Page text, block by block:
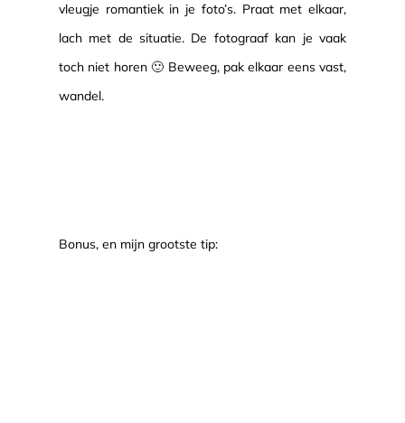
vleugje romantiek in je foto’s. Praat met elkaar,
lach met de situatie. De fotograaf kan je vaak
toch niet horen 🙂 Beweeg, pak elkaar eens vast,
wandel.
Bonus, en mijn grootste tip: